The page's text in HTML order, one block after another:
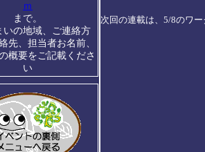
ｍ
まで。
の地域、ご連絡方
先、担当者お名前、
概要をご記載くださ
い
次回の連載は、5/8のワ